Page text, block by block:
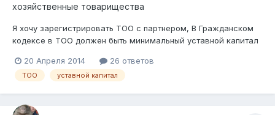
хозяйственные товарищества
Я хочу зарегистрировать ТОО с партнером, В Гражданском
кодексе в ТОО должен быть минимальный уставной капитал
вообще уставной капитал не нужен, подскажите правильный
вариант?
20 Апреля 2014 26 ответов
ТОО уставной капитал